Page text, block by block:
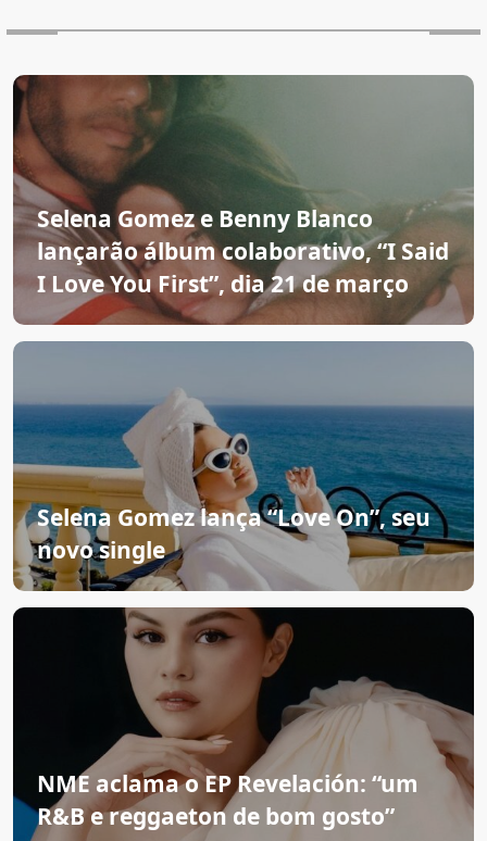
Selena Gomez e Benny Blanco
lançarão álbum colaborativo, “I Said
I Love You First”, dia 21 de março
Selena Gomez lança “Love On”, seu
novo single
NME aclama o EP Revelación: “um
R&B e reggaeton de bom gosto”